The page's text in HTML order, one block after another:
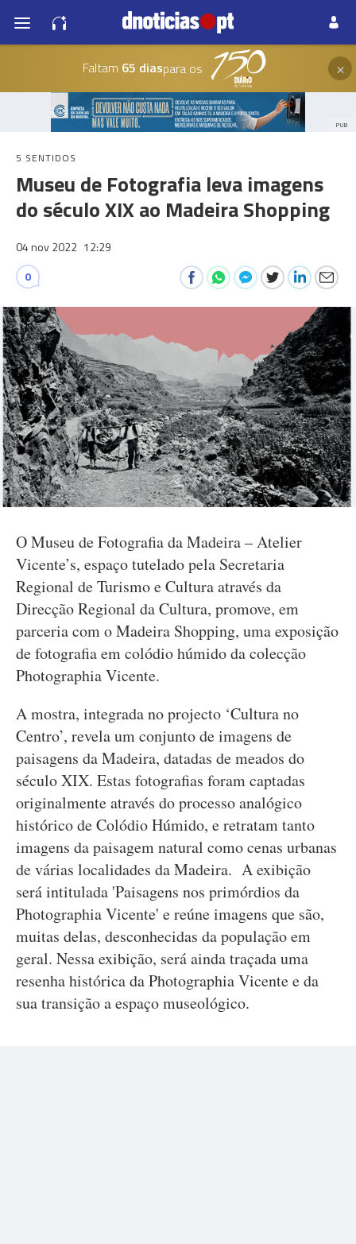
Faltam 65 diaspara os ×
PUB
5 SENTIDOS
Museu de Fotografia leva imagens
do século XIX ao Madeira Shopping
04 nov 2022 12:29
0
O Museu de Fotografia da Madeira – Atelier
Vicente’s, espaço tutelado pela Secretaria
Regional de Turismo e Cultura através da
Direcção Regional da Cultura, promove, em
parceria com o Madeira Shopping, uma exposição
de fotografia em colódio húmido da colecção
Photographia Vicente.
A mostra, integrada no projecto ‘Cultura no
Centro’, revela um conjunto de imagens de
paisagens da Madeira, datadas de meados do
século XIX. Estas fotografias foram captadas
originalmente através do processo analógico
histórico de Colódio Húmido, e retratam tanto
imagens da paisagem natural como cenas urbanas
de várias localidades da Madeira. A exibição
será intitulada 'Paisagens nos primórdios da
Photographia Vicente' e reúne imagens que são,
muitas delas, desconhecidas da população em
geral. Nessa exibição, será ainda traçada uma
resenha histórica da Photographia Vicente e da
sua transição a espaço museológico.